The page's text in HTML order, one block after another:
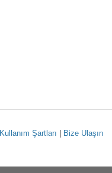
Kullanım Şartları Bize Ulaşın